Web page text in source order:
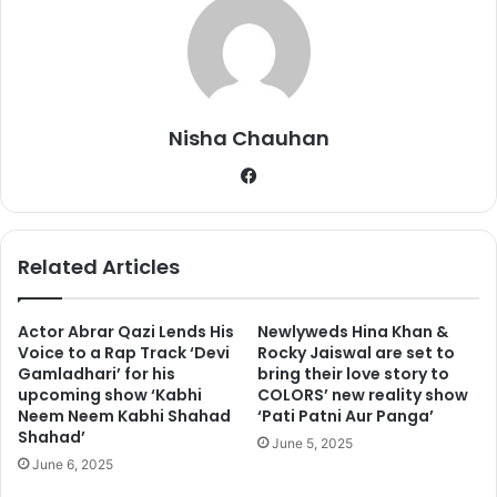
हालही में कलर्स चैनल ने कल के एपिसोड एक प्रोमो शेयर किया है, जिनमें आकाश
रैप करते नजर आ रहे हैं। प्रोमो से साफ तौर पर मालूम पड़ता है कि इस परफॉर्मेंस
को कल यानी बिग बॉस के आखिरी एपिसोड में दिखाया जाएगा। आकाश अपने
मशहूर रैप ‘बैंग बैंग’ के साथ परफॉर्मेंस देंगे। वीडियो में देखें आकाश की परफॉर्मेंस
Nisha Chauhan
bo
Related Articles
Actor Abrar Qazi Lends His
Voice to a Rap Track ‘Devi
Gamladhari’ for his
upcoming show ‘Kabhi
Neem Neem Kabhi Shahad
Shahad’
June 6, 2025
Newlyweds Hina Khan &
Rocky Jaiswal are set to
bring their love story to
COLORS’ new reality show
‘Pati Patni Aur Panga’
June 5, 2025